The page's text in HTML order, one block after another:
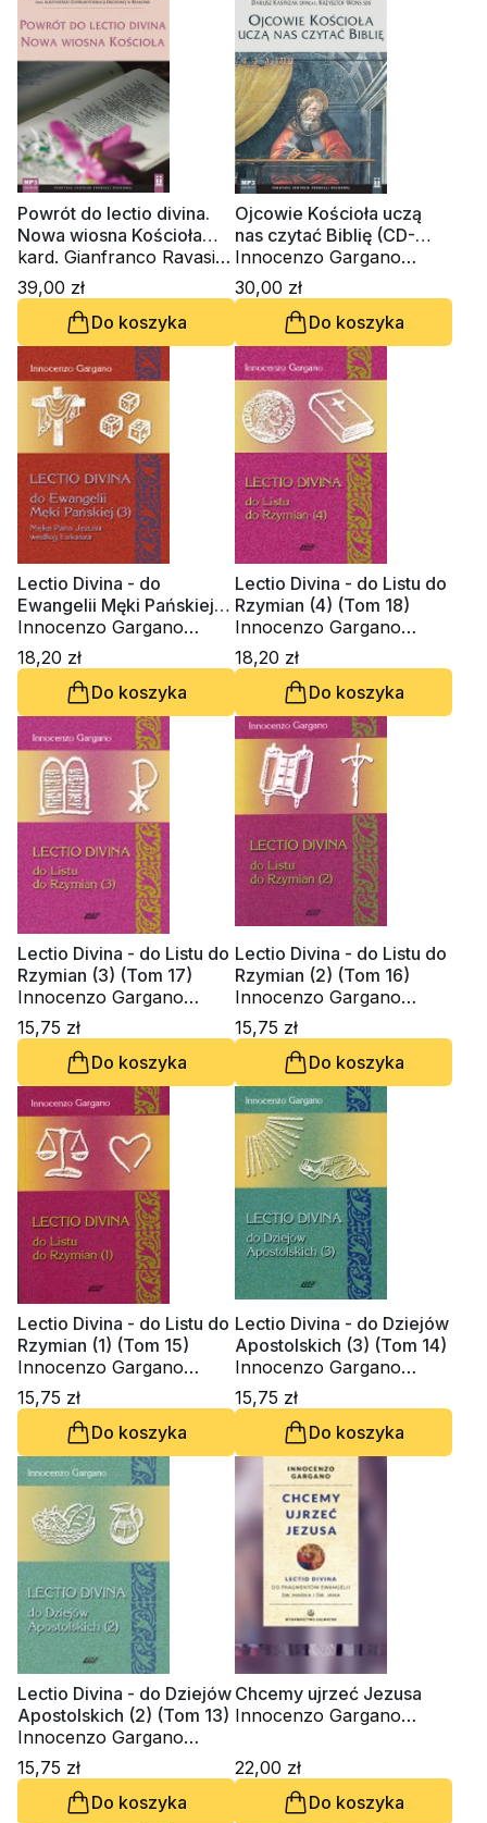
Powrót do lectio divina.
Nowa wiosna Kościoła
(CD-audiobook)
kard. Gianfranco Ravasi,
Innocenzo Gargano
OSBCam., Amedeo
Cencini FdCC, ks.
Waldemar Chrostowski,
ks. Krzysztof Grzywocz
39,00 zł
Do koszyka
Ojcowie Kościoła uczą
nas czytać Biblię (CD-
audiobook)
Innocenzo Gargano
OSBCam., ks. Edward
Staniek, Dariusz
Kasprzak OFMCap, ks.
Krzysztof Wons SDS
30,00 zł
Do koszyka
Lectio Divina - do
Ewangelii Męki Pańskiej
(3) (Tom 19)
Innocenzo Gargano
OSBCam.
18,20 zł
Do koszyka
Lectio Divina - do Listu do
Rzymian (4) (Tom 18)
Innocenzo Gargano
OSBCam.
18,20 zł
Do koszyka
Lectio Divina - do Listu do
Rzymian (3) (Tom 17)
Innocenzo Gargano
OSBCam.
15,75 zł
Do koszyka
Lectio Divina - do Listu do
Rzymian (2) (Tom 16)
Innocenzo Gargano
OSBCam.
15,75 zł
Do koszyka
Lectio Divina - do Listu do
Rzymian (1) (Tom 15)
Innocenzo Gargano
OSBCam.
15,75 zł
Do koszyka
Lectio Divina - do Dziejów
Apostolskich (3) (Tom 14)
Innocenzo Gargano
OSBCam.
15,75 zł
Do koszyka
Lectio Divina - do Dziejów
Apostolskich (2) (Tom 13)
Innocenzo Gargano
OSBCam.
15,75 zł
Do koszyka
Chcemy ujrzeć Jezusa
Innocenzo Gargano
22,00 zł
Do koszyka